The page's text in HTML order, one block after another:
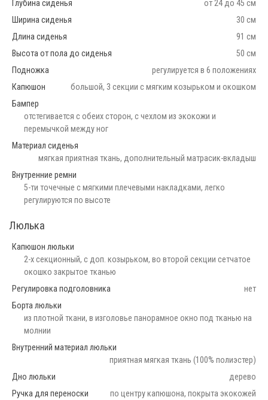
Глубина сиденья
от 24 до 45 см
Ширина сиденья
30 см
Длина сиденья
91 см
Высота от пола до сиденья
50 см
Подножка
регулируется в 6 положениях
Капюшон
большой, 3 секции с мягким козырьком и окошком
Бампер
отстегивается с обеих сторон, с чехлом из экокожи и
перемычкой между ног
Материал сиденья
мягкая приятная ткань, дополнительный матрасик-вкладыш
Внутренние ремни
5-ти точечные с мягкими плечевыми накладками, легко
регулируются по высоте
Люлька
Капюшон люльки
2-х секционный, с доп. козырьком, во второй секции сетчатое
окошко закрытое тканью
Регулировка подголовника
нет
Борта люльки
из плотной ткани, в изголовье панорамное окно под тканью на
молнии
Внутренний материал люльки
приятная мягкая ткань (100% полиэстер)
Дно люльки
дерево
Ручка для переноски
по центру капюшона, покрыта экокожей